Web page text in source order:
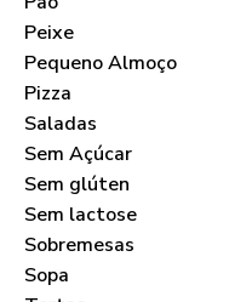
Peixe
Pequeno Almoço
Pizza
Saladas
Sem Açúcar
Sem glúten
Sem lactose
Sobremesas
Sopa